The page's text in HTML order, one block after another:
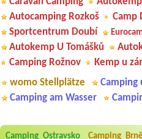
Autocamping Rozkoš
Camp
Sportcentrum Doubí
Autokemp U Tomášků
Camping Rožnov
Kemp u
womo Stellplätze
Camping
Camping am Wasser
Camping Ostravsko Camping
Byli jsme zde v týdnu od 25.7. do